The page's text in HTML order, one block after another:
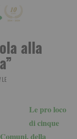
alla
Le pro loco
di cinque
della